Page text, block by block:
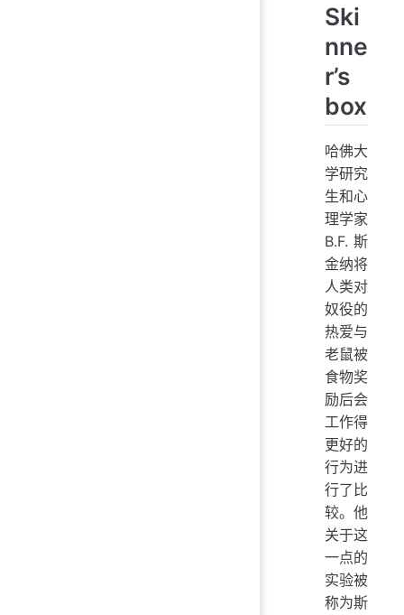
Ski
nne
r’s
box
哈佛大
学研究
生和心
理学家
B.F.斯
金纳将
人类对
奴役的
热爱与
老鼠被
食物奖
励后会
工作得
更好的
行为进
行了比
较。他
关于这
一点的
实验被
称为斯